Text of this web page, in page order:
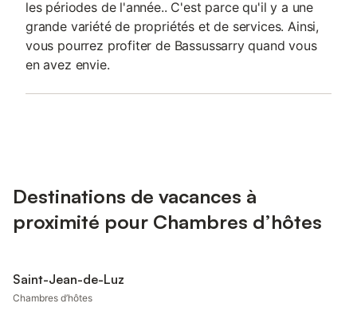
les périodes de l'année.. C'est parce qu'il y a une
grande variété de propriétés et de services. Ainsi,
vous pourrez profiter de Bassussarry quand vous
en avez envie.
Destinations de vacances à
proximité pour Chambres d’hôtes
Saint-Jean-de-Luz
Chambres d’hôtes